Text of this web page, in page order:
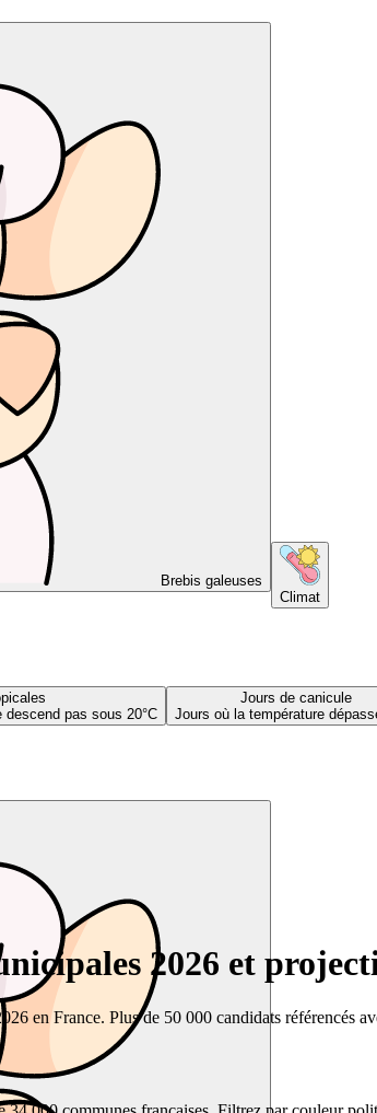
Brebis galeuses
Climat
descend pas sous 20°C
Jours de canicule
Jours où la température
2026 et
en France. Plus de 50 000 candidats référencés